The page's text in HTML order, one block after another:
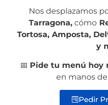
Nos desplazamos
Tarragona, cómo
Tortosa, Amposta,
y
📅 Pide tu menú hoy
en manos
Pedir